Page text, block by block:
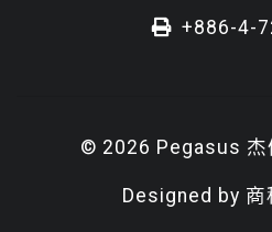
+886-4-
© 2026 Pegasus 杰
Designed by 商